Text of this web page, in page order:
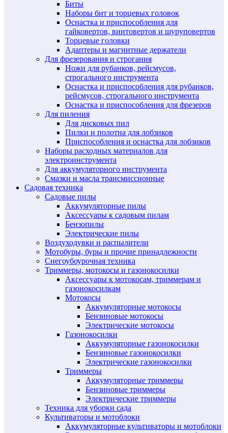
Биты
Наборы бит и торцевых головок
Оснастка и приспособления для
гайковертов, винтовертов и шуруповертов
Торцевые головки
Адаптеры и магнитные держатели
Для фрезерования и строгания
Ножи для рубанков, рейсмусов,
строгального инструмента
Оснастка и приспособления для рубанков,
рейсмусов, строгального инструмента
Оснастка и приспособления для фрезеров
Для пиления
Для дисковых пил
Пилки и полотна для лобзиков
Приспособления и оснастка для лобзиков
Наборы расходных материалов для
электроинструмента
Для аккумуляторного инструмента
Смазки и масла трансмиссионные
Садовая техника
Садовые пилы
Аккумуляторные пилы
Аксессуары к садовым пилам
Бензопилы
Электрические пилы
Воздуходувки и распылители
Мотобуры, буры и прочие принадлежности
Снегоубоурочная техника
Триммеры, мотокосы и газонокосилки
Аксессуары к мотокосам, триммерам и
газонокосилкам
Мотокосы
Аккумуляторные мотокосы
Бензиновые мотокосы
Электрические мотокосы
Газонокосилки
Аккумуляторные газонокосилки
Бензиновые газонокосилки
Электрические газонокосилки
Триммеры
Аккумуляторные триммеры
Бензиновые триммеры
Электрические триммеры
Техника для уборки сада
Культиваторы и мотоблоки
Аккумуляторные культиваторы и мотоблоки